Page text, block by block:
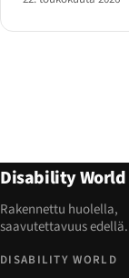
Disability World
Rakennettu huolella,
saavutettavuus edellä.
DISABILITY WORLD